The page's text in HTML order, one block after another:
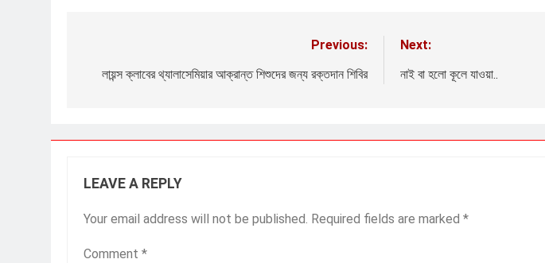
navigation
Previous:
লায়ন্স ক্লাবের থ্যালাসেমিয়ার আক্রান্ত শিশুদের জন্য রক্তদান শিবির
Next:
নাই বা হলো কূলে যাওয়া..
LEAVE A REPLY
Your email address will not be published. Required fields are marked *
Comment *